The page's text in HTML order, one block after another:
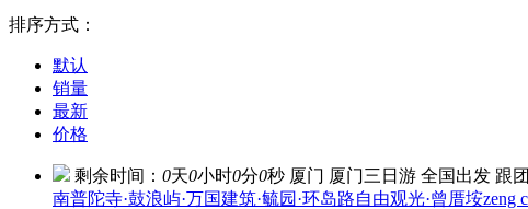
排序方式：
默认
销量
最新
价格
剩余时间： 0天0小时0分0秒 厦门 厦门三日游 全国出发 跟
南普陀寺·鼓浪屿·万国建筑·毓园·环岛路自由观光·曾厝垵zeng